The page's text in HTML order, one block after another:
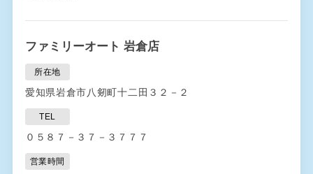
ファミリーオート 岩倉店
所在地
愛知県岩倉市八剱町十二田３２－２
TEL
０５８７－３７－３７７７
営業時間